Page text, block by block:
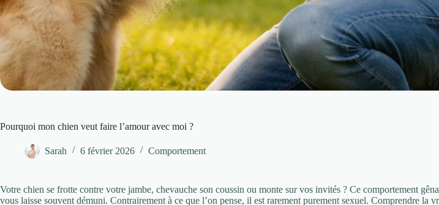
Pourquoi mon chien veut faire l’amour avec moi ?
Sarah 6 février 2026 Comportement
Votre chien se frotte contre votre jambe, chevauche son coussin ou monte sur vos invités ? Ce comportement
vous laisse souvent démuni. Contrairement à ce que l’on pense, il est rarement purement sexuel. Comprendre la